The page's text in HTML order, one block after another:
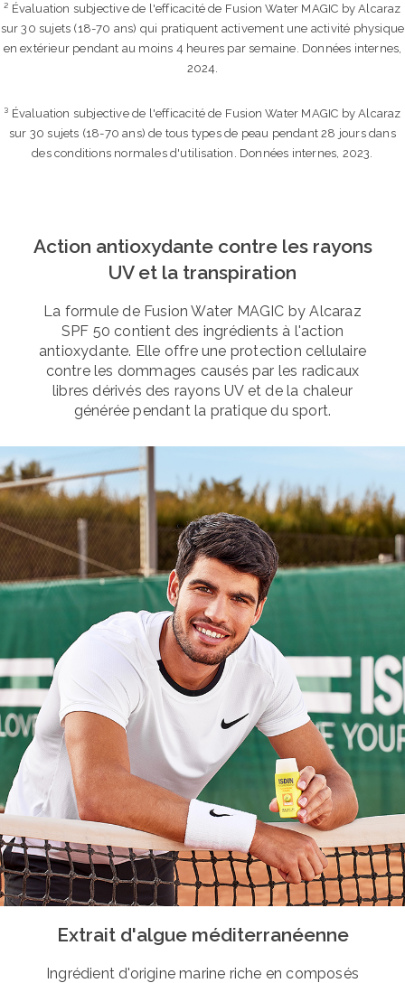
² Évaluation subjective de l'efficacité de Fusion Water MAGIC by Alcaraz
sur 30 sujets (18-70 ans) qui pratiquent activement une activité physique
en extérieur pendant au moins 4 heures par semaine. Données internes,
2024.
³ Évaluation subjective de l'efficacité de Fusion Water MAGIC by Alcaraz
sur 30 sujets (18-70 ans) de tous types de peau pendant 28 jours dans
des conditions normales d'utilisation. Données internes, 2023.
Action antioxydante contre les rayons
UV et la transpiration
La formule de Fusion Water MAGIC by Alcaraz
SPF 50 contient des ingrédients à l'action
antioxydante. Elle offre une protection cellulaire
contre les dommages causés par les radicaux
libres dérivés des rayons UV et de la chaleur
générée pendant la pratique du sport.
Extrait d'algue méditerranéenne
Ingrédient d'origine marine riche en composés